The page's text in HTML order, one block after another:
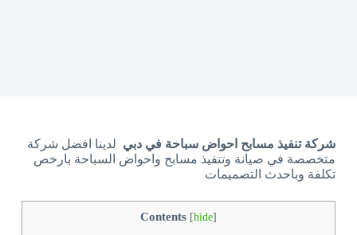
شركة تنفيذ مسابح احواض سباحة في دبي لدينا افضل شركة
متخصصة في صيانة وتنفيذ مسابح واحواض السباحة بارخص
تكلفة وباحدث التصميمات
Contents [hide]